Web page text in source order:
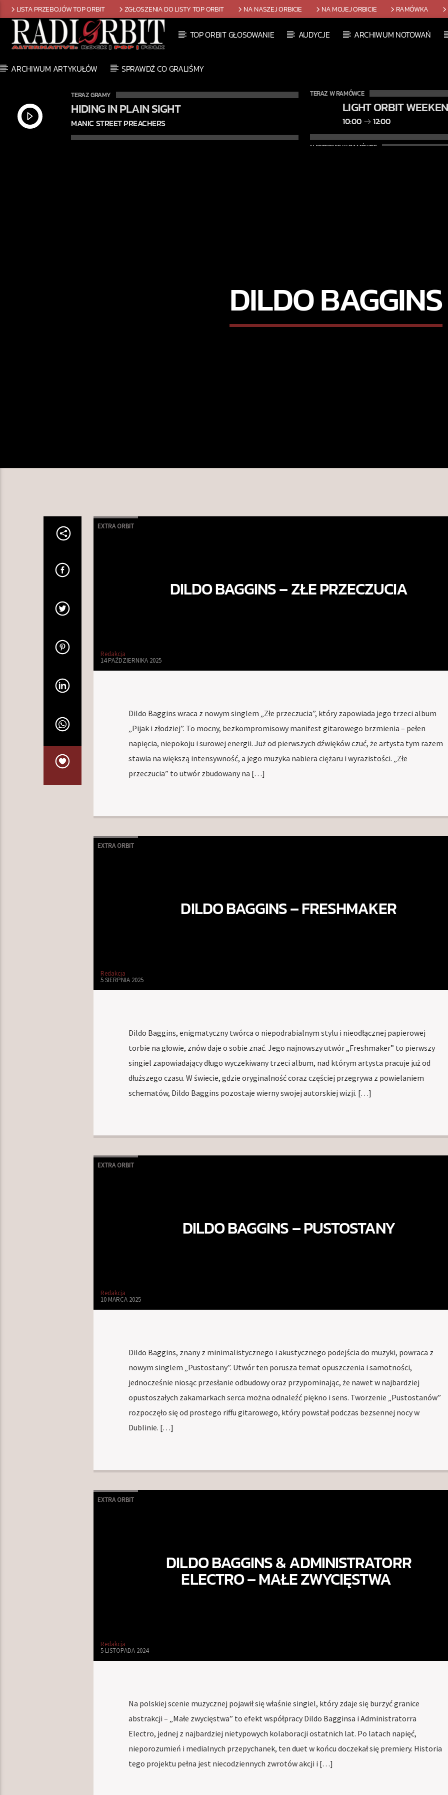
LISTA PRZEBOJÓW TOP ORBIT ZGŁOSZENIA DO LISTY TOP ORBIT NA NASZEJ ORBICIE NA MOJEJ ORBICIE RAMÓWKA
TOP ORBIT GŁOSOWANIE AUDYCJE ARCHIWUM NOTOWAŃ
ARCHIWUM ARTYKUŁÓW SPRAWDŹ CO GRALIŚMY
TERAZ GRAMY
HIDING IN PLAIN SIGHT
MANIC STREET PREACHERS
TERAZ W RAMÓWCE
LIGHT ORBIT
10:00 12:00
NASTĘPNIE W RAMÓWCE
DILDO BAGGINS
EXTRA ORBIT
DILDO BAGGINS – ZŁE PRZECZUCIA
Redakcja
14 PAŹDZIERNIKA 2025
Dildo Baggins wraca z nowym singlem „Złe przeczucia”, który zapowiada jego trzeci album
„Pijak i złodziej”. To mocny, bezkompromisowy manifest gitarowego brzmienia – pełen
napięcia, niepokoju i surowej energii. Już od pierwszych dźwięków czuć, że artysta tym razem
stawia na większą intensywność, a jego muzyka nabiera ciężaru i wyrazistości. „Złe
przeczucia” to utwór zbudowany na […]
EXTRA ORBIT
DILDO BAGGINS – FRESHMAKER
Redakcja
5 SIERPNIA 2025
Dildo Baggins, enigmatyczny twórca o niepodrabialnym stylu i nieodłącznej papierowej
torbie na głowie, znów daje o sobie znać. Jego najnowszy utwór „Freshmaker” to pierwszy
singiel zapowiadający długo wyczekiwany trzeci album, nad którym artysta pracuje już od
dłuższego czasu. W świecie, gdzie oryginalność coraz częściej przegrywa z powielaniem
schematów, Dildo Baggins pozostaje wierny swojej autorskiej wizji. […]
EXTRA ORBIT
DILDO BAGGINS – PUSTOSTANY
Redakcja
10 MARCA 2025
Dildo Baggins, znany z minimalistycznego i akustycznego podejścia do muzyki, powraca z
nowym singlem „Pustostany”. Utwór ten porusza temat opuszczenia i samotności,
jednocześnie niosąc przesłanie odbudowy oraz przypominając, że nawet w najbardziej
opustoszałych zakamarkach serca można odnaleźć piękno i sens. Tworzenie „Pustostanów”
rozpoczęło się od prostego riffu gitarowego, który powstał podczas bezsennej nocy w
Dublinie. […]
EXTRA ORBIT
DILDO BAGGINS & ADMINISTRATORR
ELECTRO – MAŁE ZWYCIĘSTWA
Redakcja
5 LISTOPADA 2024
Na polskiej scenie muzycznej pojawił się właśnie singiel, który zdaje się burzyć granice
abstrakcji – „Małe zwycięstwa” to efekt współpracy Dildo Bagginsa i Administratorra
Electro, jednej z najbardziej nietypowych kolaboracji ostatnich lat. Po latach napięć,
nieporozumień i medialnych przepychanek, ten duet w końcu doczekał się premiery. Historia
tego projektu pełna jest niecodziennych zwrotów akcji i […]